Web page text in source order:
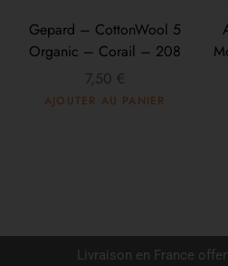
Gepard – CottonWool 5
Organic – Corail – 208
7,50 €
AJOUTER AU PANIER
Livraison en France